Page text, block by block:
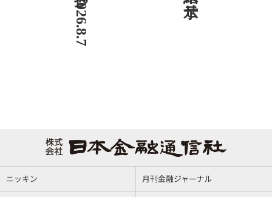
ニッキン 月刊金融ジャーナル